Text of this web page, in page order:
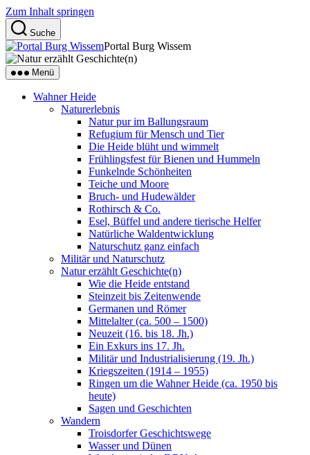
Zum Inhalt springen
Suche
Portal Burg Wissem
Menü
Wahner Heide
Naturerlebnis
Natur pur im Ballungsraum
Refugium für Mensch und Tier
Die Heide blüht und wimmelt
Frühlingsfest für Bienen und Hummeln
Funkelnde Schönheiten
Teiche und Moore
Bruch- und Hudewälder
Rothirsch & Co.
Esel, Büffel und andere tierische Helfer
Natürliche Waldentwicklung
Naturschutz ganz einfach
Militär und Naturschutz
Natur erzählt Geschichte(n)
Wie die Heide entstand
Steinzeit bis Zeitenwende
Germanen und Römer
Mittelalter (ca. 500 – 1500)
Neuzeit (16. bis 18. Jh.)
Ein Exkurs ins 17. Jh.
Militär und Industrialisierung (19. Jh.)
Kriegszeiten (1914 – 1955)
Ringen um die Wahner Heide (ca. 1950 bis
heute)
Sagen und Geschichten
Wandern
Troisdorfer Geschichtswege
Wasser und Dünen